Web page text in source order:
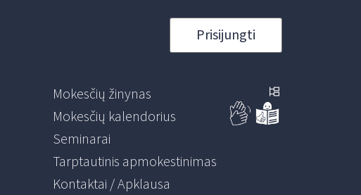
Prisijungti
Mokesčių žinynas
Mokesčių kalendorius
Seminarai
Tarptautinis apmokestinimas
Kontaktai / Apklausa